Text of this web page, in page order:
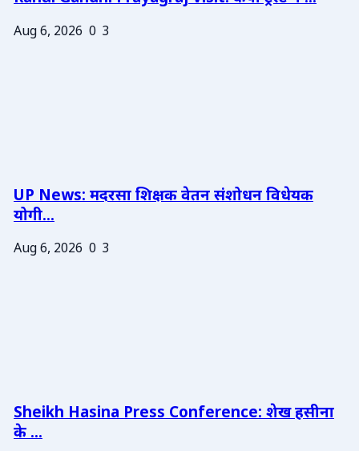
Aug 6, 2026 0 3
UP News: मदरसा शिक्षक वेतन संशोधन विधेयक
योगी...
Aug 6, 2026 0 3
Sheikh Hasina Press Conference: शेख हसीना
के ...